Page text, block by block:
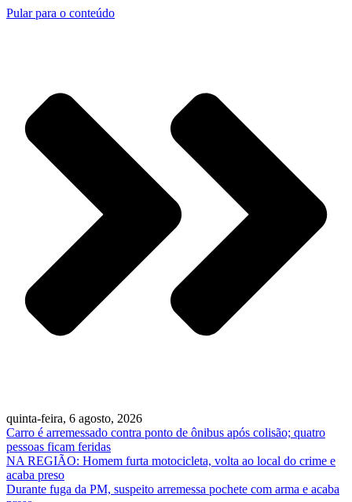
Pular para o conteúdo
quinta-feira, 6 agosto, 2026
Carro é arremessado contra ponto de ônibus após colisão; quatro
pessoas ficam feridas
NA REGIÃO: Homem furta motocicleta, volta ao local do crime e
acaba preso
Durante fuga da PM, suspeito arremessa pochete com arma e acaba